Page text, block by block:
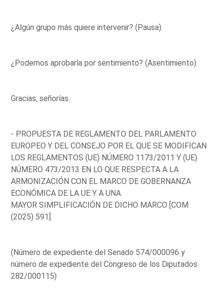
¿Algún grupo más quiere intervenir? (Pausa).
¿Podemos aprobarla por sentimiento? (Asentimiento).
Gracias, señorías.
- PROPUESTA DE REGLAMENTO DEL PARLAMENTO
EUROPEO Y DEL CONSEJO POR EL QUE SE MODIFICAN
LOS REGLAMENTOS (UE) NÚMERO 1173/2011 Y (UE)
NÚMERO 473/2013 EN LO QUE RESPECTA A LA
ARMONIZACIÓN CON EL MARCO DE GOBERNANZA
ECONÓMICA DE LA UE Y A UNA
MAYOR SIMPLIFICACIÓN DE DICHO MARCO [COM
(2025) 591].
(Número de expediente del Senado 574/000096 y
número de expediente del Congreso de los Diputados
282/000115)